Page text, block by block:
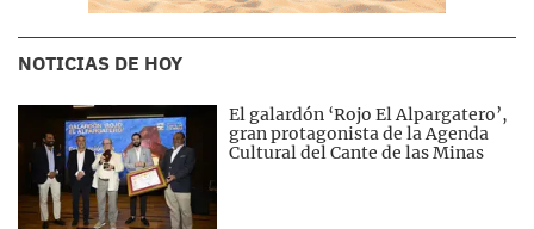
NOTICIAS DE HOY
El galardón ‘Rojo El Alpargatero’,
gran protagonista de la Agenda
Cultural del Cante de las Minas